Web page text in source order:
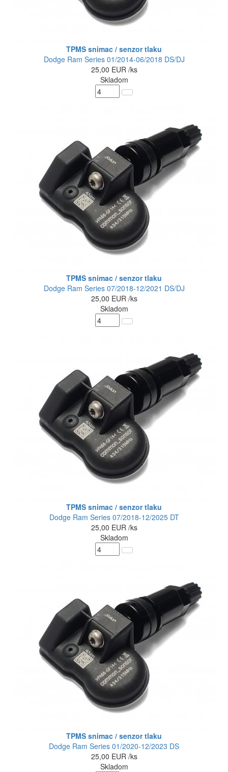
TPMS snimac / senzor tlaku
Dodge Ram Series 01/2014-06/2018 DS/DJ
25,00 EUR /ks
Skladom
TPMS snimac / senzor tlaku
Dodge Ram Series 07/2018-12/2021 DS/DJ
25,00 EUR /ks
Skladom
TPMS snimac / senzor tlaku
Dodge Ram Series 07/2018-12/2025 DT
25,00 EUR /ks
Skladom
TPMS snimac / senzor tlaku
Dodge Ram Series 01/2020-12/2023 DS
25,00 EUR /ks
Skladom